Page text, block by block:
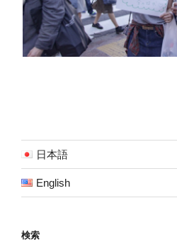
日本語
English
検索